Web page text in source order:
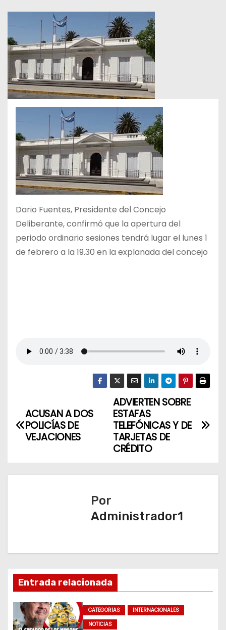
Dario Fuentes, Presidente del Concejo
Deliberante, confirmó que la apertura del
periodo ordinario sesiones tendrá lugar el lunes 1
de febrero a la 19.30 en la explanada del concejo
a
e
i
ó
n
d
ADVIERTEN SOBRE
ESTAFAS
TELEFÓNICAS Y DE
TARJETAS DE
CRÉDITO
ACUSAN A DOS
POLICÍAS DE
VEJACIONES
Por
Administrador1
Entrada relacionada
CATEGORIAS
INTERNACIONALES
NOTICIAS